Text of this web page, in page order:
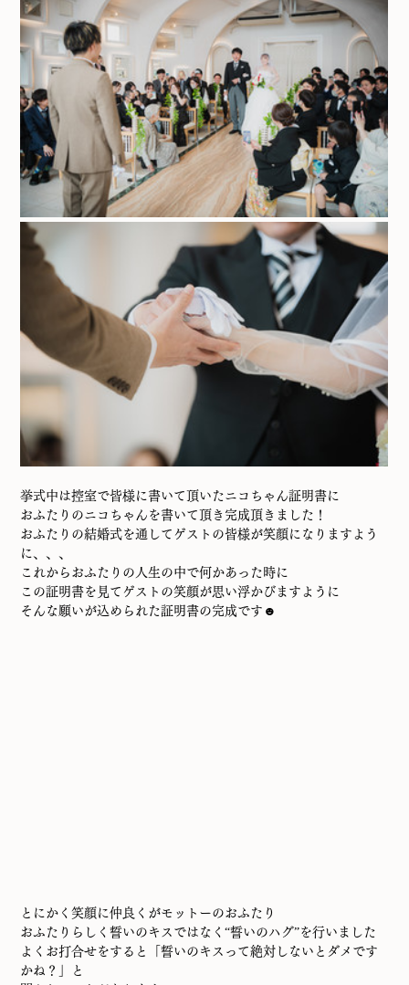
挙式中は控室で皆様に書いて頂いたニコちゃん証明書に
おふたりのニコちゃんを書いて頂き完成頂きました！
おふたりの結婚式を通してゲストの皆様が笑顔になりますよう
に、、、
これからおふたりの人生の中で何かあった時に
この証明書を見てゲストの笑顔が思い浮かびますように
そんな願いが込められた証明書の完成です☻
とにかく笑顔に仲良くがモットーのおふたり
おふたりらしく誓いのキスではなく“誓いのハグ”を行いました
よくお打合せをすると「誓いのキスって絶対しないとダメです
かね？」と